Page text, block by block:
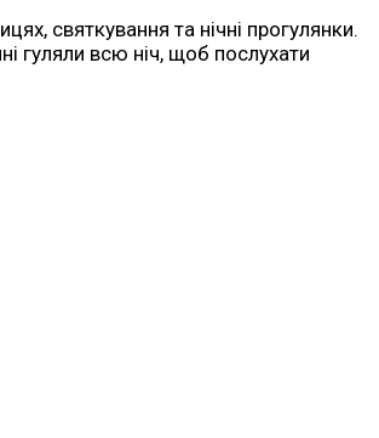
святкування та нічні прогулянки.
гуляли всю ніч, щоб послухати